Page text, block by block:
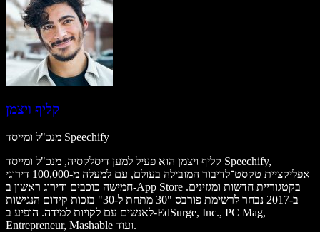
קליף ויצמן
מנכ"ל ומייסד Speechify
קליף ויצמן הוא פעיל למען דיסלקסיה, מנכ"ל ומייסד Speechify,
אפליקציית טקסט־לדיבור המובילה בעולם, עם למעלה מ-100,000 דירוגי
חמישה כוכבים ודירוג ראשון ב-App Store בקטגוריית חדשות ומגזינים.
ב-2017 נבחר לרשימת פורבס "30 מתחת ל-30" בזכות קידום הנגישות
לאנשים עם לקויות למידה. הופיע ב-EdSurge, Inc., PC Mag,
Entrepreneur, Mashable ועוד.